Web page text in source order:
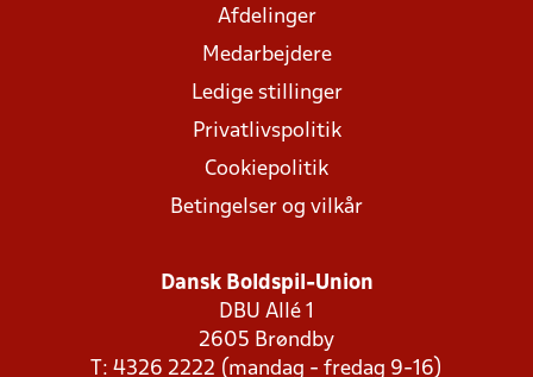
Afdelinger
Medarbejdere
Ledige stillinger
Privatlivspolitik
Cookiepolitik
Betingelser og vilkår
Dansk Boldspil-Union
DBU Allé 1
2605 Brøndby
T: 4326 2222 (mandag - fredag 9-16)